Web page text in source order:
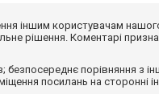
іншим користувачам
рішення. Коментарі
порівняння з
посилань на сторонні